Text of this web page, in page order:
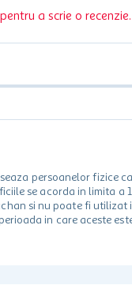
a scrie o recenzie.
persoanelor fizice
se acorda in limita
si nu poate fi
in care aceste